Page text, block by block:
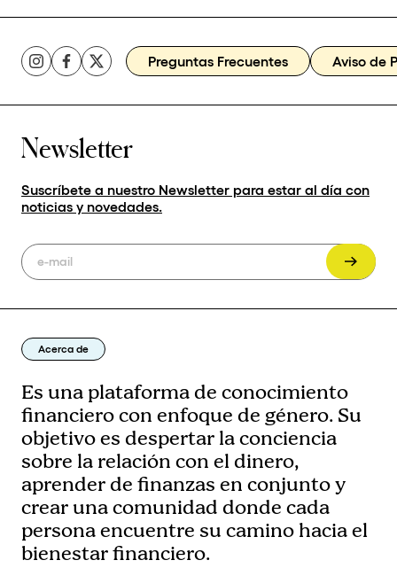
Preguntas Frecuentes Aviso de
Newsletter
Suscríbete a nuestro Newsletter para estar al día con
noticias y novedades.
Acerca de
Es una plataforma de conocimiento
financiero con enfoque de género. Su
objetivo es despertar la conciencia
sobre la relación con el dinero,
aprender de finanzas en conjunto y
crear una comunidad donde cada
persona encuentre su camino hacia el
bienestar financiero.